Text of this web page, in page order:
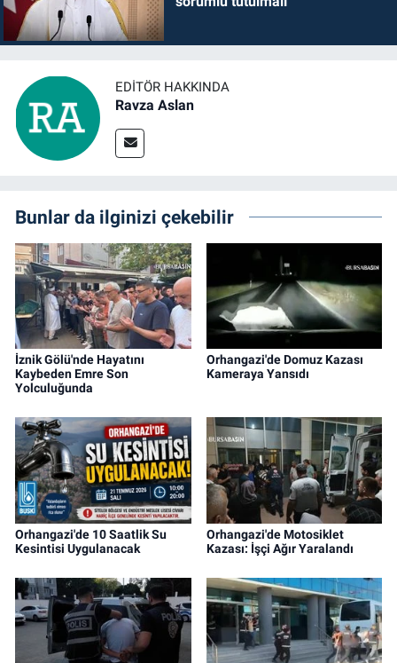
EDITÖR HAKKINDA
Ravza Aslan
Bunlar da ilginizi çekebilir
İznik Gölü'nde Hayatını
Kaybeden Emre Son
Yolculuğunda
Orhangazi'de Domuz Kazası
Kameraya Yansıdı
Orhangazi'de 10 Saatlik Su
Kesintisi Uygulanacak
Orhangazi'de Motosiklet
Kazası: İşçi Ağır Yaralandı